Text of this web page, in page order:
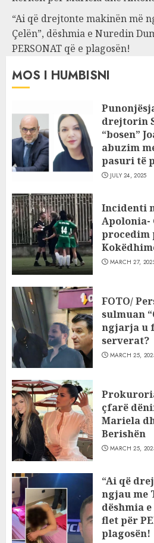
“Ai që drejtonte makinën më
Çelën”, dëshmia e Nuredin
PERSONAT që e plagosën!
MOS I HUMBISNI
drejtorin
“bosen”
abuzim
pasuri të
JULY 24, 2025
Incidenti
Apolonia-
procedim
MARCH 27,
FOTO/
sulmuan
ngjarja u
serverat?
MARCH 25,
çfarë
Mariela
Berishën
MARCH 25,
“Ai që
ngjau me
dëshmia
flet për
plagosën!